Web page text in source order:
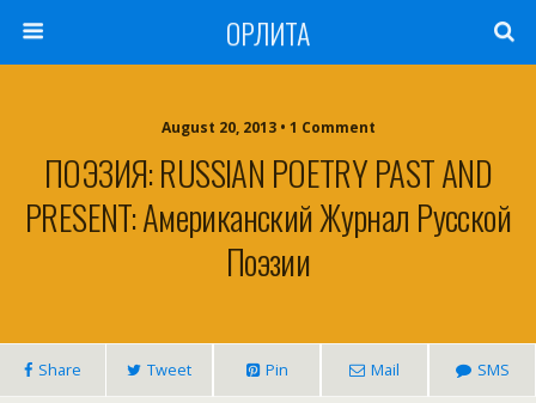
ОРЛИТА
August 20, 2013 • 1 Comment
ПОЭЗИЯ: RUSSIAN POETRY PAST AND
PRESENT: Американский Журнал Русской
Поэзии
Share Tweet Pin Mail SMS